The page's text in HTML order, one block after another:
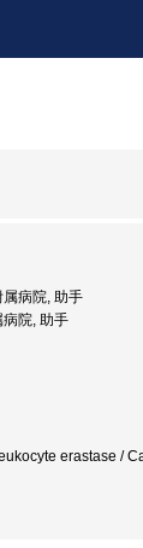
病院, 助手
院, 助手
erastase /